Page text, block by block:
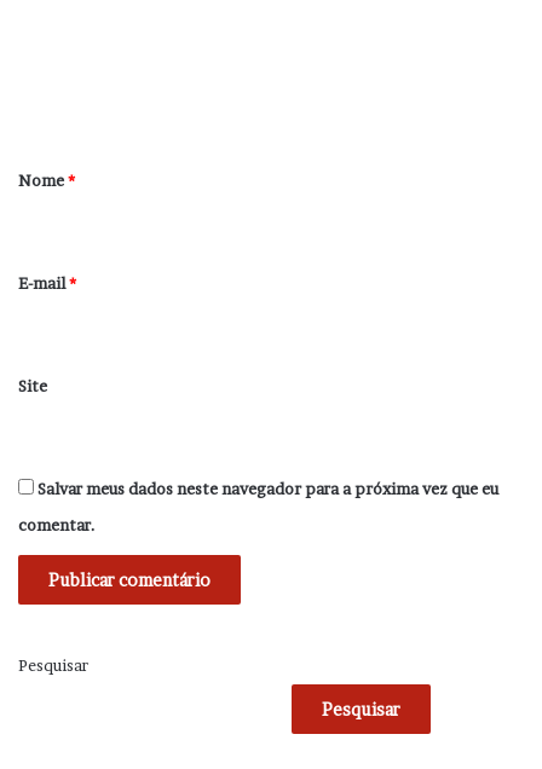
r
*
Nome*
E-mail*
Site
Salvar meus dados neste navegador para a próxima vez que eu
comentar.
Pesquisar
Pesquisar